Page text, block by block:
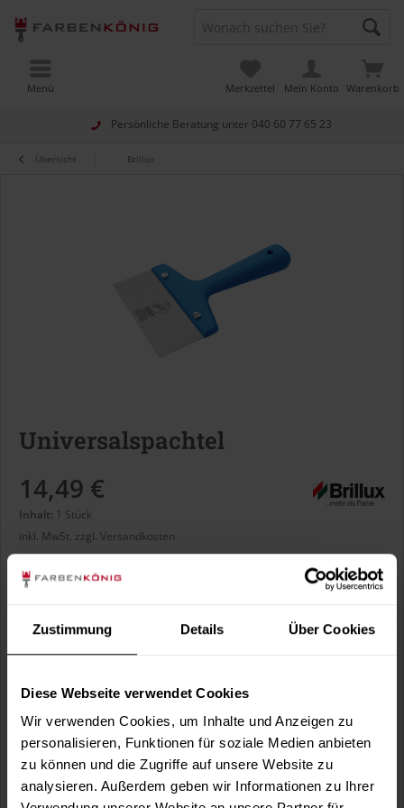
Zustimmung Details Über Cookies
Diese Webseite verwendet Cookies
Wir verwenden Cookies, um Inhalte und Anzeigen zu
personalisieren, Funktionen für soziale Medien anbieten
zu können und die Zugriffe auf unsere Website zu
analysieren. Außerdem geben wir Informationen zu Ihrer
Persönliche Beratung unter 040 60 77 65 23
Warenkorb
Merkzettel Mein Konto
Menü
Übersicht Brillux
Universalspachtel
14,49 €
Inhalt: 1 Stück
inkl. MwSt. zzgl. Versandkosten
Merken Fragen zum Artikel?
Artikel-Nr.: BX1785
Sie möchten eine größere Menge kaufen